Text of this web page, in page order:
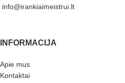
info@irankiaimeistrui.lt
INFORMACIJA
Apie mus
Kontaktai